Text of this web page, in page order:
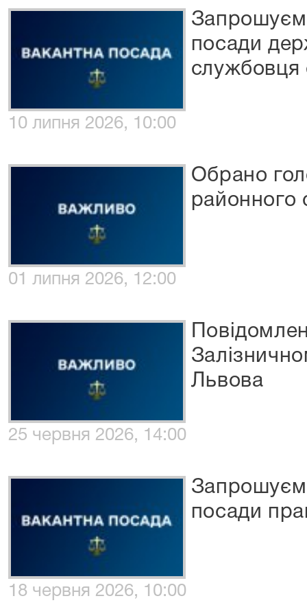
посади
службовця
10 липня 2026, 10:00
Обрано
районного
01 липня 2026, 12:00
Львова
25 червня 2026, 14:00
посади
18 червня 2026, 10:00